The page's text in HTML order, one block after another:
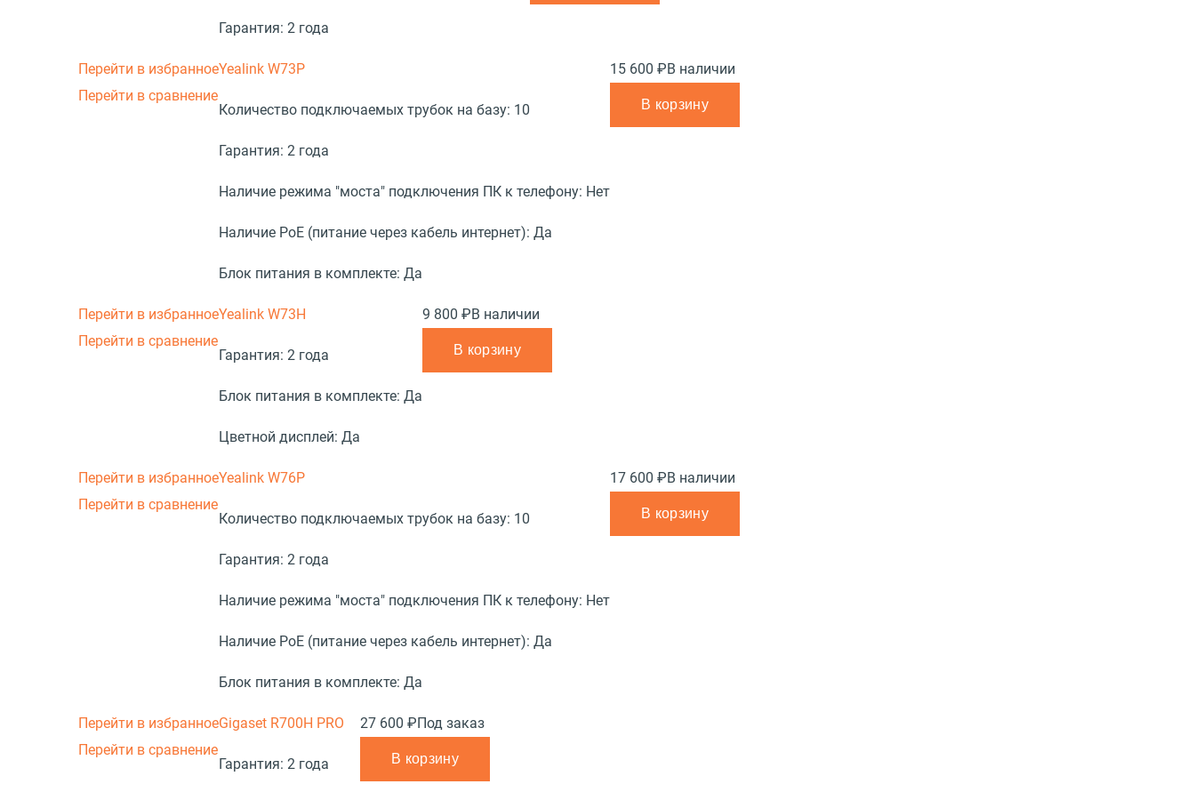
Гарантия: 2 года
Перейти в избранное
Перейти в сравнение
Yealink W73P
Количество подключаемых трубок на базу: 10
Гарантия: 2 года
Наличие режима "моста" подключения ПК к телефону: Нет
Наличие PoE (питание через кабель интернет): Да
Блок питания в комплекте: Да
15 600 ₽В наличии
В корзину
Перейти в избранное
Перейти в сравнение
Yealink W73H
Гарантия: 2 года
Блок питания в комплекте: Да
Цветной дисплей: Да
9 800 ₽В наличии
В корзину
Перейти в избранное
Перейти в сравнение
Yealink W76P
Количество подключаемых трубок на базу: 10
Гарантия: 2 года
Наличие режима "моста" подключения ПК к телефону: Нет
Наличие PoE (питание через кабель интернет): Да
Блок питания в комплекте: Да
17 600 ₽В наличии
В корзину
Перейти в избранное
Перейти в сравнение
Gigaset R700H PRO
Гарантия: 2 года
27 600 ₽Под заказ
В корзину